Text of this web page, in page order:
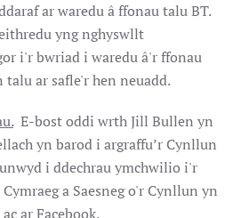
ar waredu â ffonau talu BT.
yng nghyswllt
i'r bwriad i waredu â'r ffonau
ar safle'r hen neuadd.
E-bost oddi wrth Jill Bullen yn
yn barod i argraffu’r Cynllun
i ddechrau ymchwilio i'r
a Saesneg o'r Cynllun yn
ar Facebook.